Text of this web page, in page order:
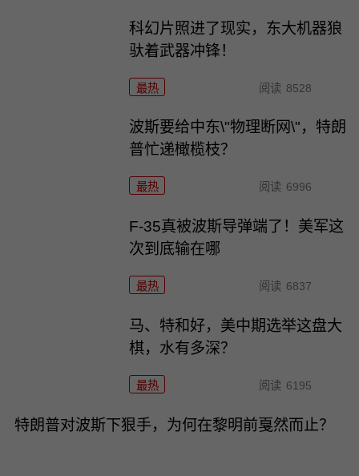
科幻片照进了现实，东大机器狼
驮着武器冲锋！
最热 阅读 8528
波斯要给中东\"物理断网\"，特朗
普忙递橄榄枝？
最热 阅读 6996
F-35真被波斯导弹端了！美军这
次到底输在哪
最热 阅读 6837
马、特和好，美中期选举这盘大
棋，水有多深？
最热 阅读 6195
特朗普对波斯下狠手，为何在黎明前戛然而止？